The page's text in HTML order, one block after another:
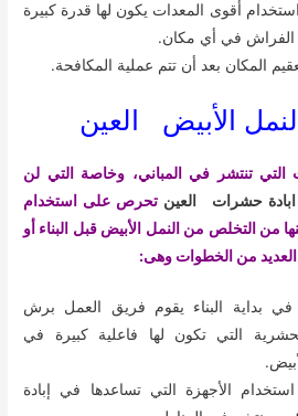
أقوى المعدات يكون لها قدرة كبيرة
في أي مكان.
المكان بعد أن تتم عملية المكافحة.
الأبيض العين
التي تنتشر في المباني، وخاصة التي لن
حشرات العينتحرص على استخدام
من التخلص من النمل الأبيض قبل البناء أو
العديد من الخطوات وهى:
في بداية البناء يقوم فريق العمل برش
التي تكون لها فاعلية كبيرة في
الأجهزة التي تساعدها في إبادة